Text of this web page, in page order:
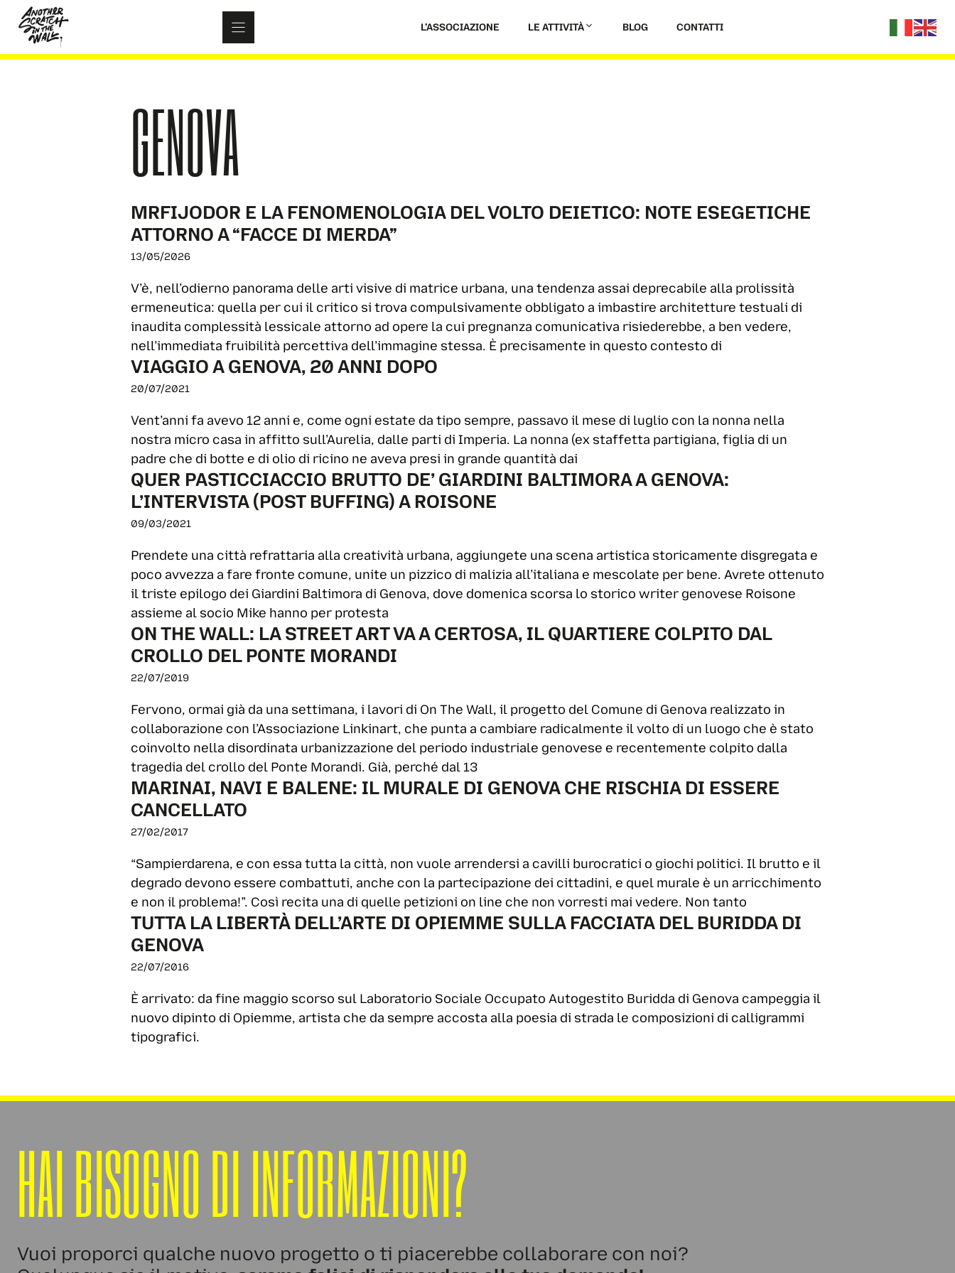
content
L’ASSOCIAZIONE LE ATTIVITÀ BLOG CONTATTI
GENOVA
MRFIJODOR E LA FENOMENOLOGIA DEL VOLTO DEIETICO: NOTE ESEGETICHE
ATTORNO A “FACCE DI MERDA”
13/05/2026
V’è, nell’odierno panorama delle arti visive di matrice urbana, una tendenza assai deprecabile alla prolissità
ermeneutica: quella per cui il critico si trova compulsivamente obbligato a imbastire architetture testuali di
inaudita complessità lessicale attorno ad opere la cui pregnanza comunicativa risiederebbe, a ben vedere,
nell’immediata fruibilità percettiva dell’immagine stessa. È precisamente in questo contesto di
VIAGGIO A GENOVA, 20 ANNI DOPO
20/07/2021
Vent’anni fa avevo 12 anni e, come ogni estate da tipo sempre, passavo il mese di luglio con la nonna nella
nostra micro casa in affitto sull’Aurelia, dalle parti di Imperia. La nonna (ex staffetta partigiana, figlia di un
padre che di botte e di olio di ricino ne aveva presi in grande quantità dai
QUER PASTICCIACCIO BRUTTO DE’ GIARDINI BALTIMORA A GENOVA:
L’INTERVISTA (POST BUFFING) A ROISONE
09/03/2021
Prendete una città refrattaria alla creatività urbana, aggiungete una scena artistica storicamente disgregata e
poco avvezza a fare fronte comune, unite un pizzico di malizia all’italiana e mescolate per bene. Avrete ottenuto
il triste epilogo dei Giardini Baltimora di Genova, dove domenica scorsa lo storico writer genovese Roisone
assieme al socio Mike hanno per protesta
ON THE WALL: LA STREET ART VA A CERTOSA, IL QUARTIERE COLPITO DAL
CROLLO DEL PONTE MORANDI
22/07/2019
Fervono, ormai già da una settimana, i lavori di On The Wall, il progetto del Comune di Genova realizzato in
collaborazione con l’Associazione Linkinart, che punta a cambiare radicalmente il volto di un luogo che è stato
coinvolto nella disordinata urbanizzazione del periodo industriale genovese e recentemente colpito dalla
tragedia del crollo del Ponte Morandi. Già, perché dal 13
MARINAI, NAVI E BALENE: IL MURALE DI GENOVA CHE RISCHIA DI ESSERE
CANCELLATO
27/02/2017
“Sampierdarena, e con essa tutta la città, non vuole arrendersi a cavilli burocratici o giochi politici. Il brutto e il
degrado devono essere combattuti, anche con la partecipazione dei cittadini, e quel murale è un arricchimento
e non il problema!”. Così recita una di quelle petizioni on line che non vorresti mai vedere. Non tanto
TUTTA LA LIBERTÀ DELL’ARTE DI OPIEMME SULLA FACCIATA DEL BURIDDA DI
GENOVA
22/07/2016
È arrivato: da fine maggio scorso sul Laboratorio Sociale Occupato Autogestito Buridda di Genova campeggia il
nuovo dipinto di Opiemme, artista che da sempre accosta alla poesia di strada le composizioni di calligrammi
tipografici.
HAI BISOGNO DI INFORMAZIONI?
Vuoi proporci qualche nuovo progetto o ti piacerebbe collaborare con noi?